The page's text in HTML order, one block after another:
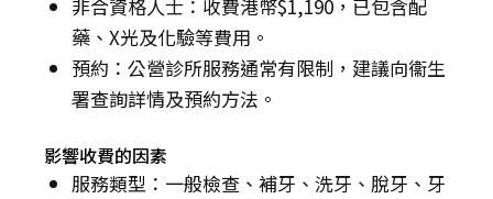
非合資格人士：收費港幣$1,190，已包含配
藥、X光及化驗等費用。
預約：公營診所服務通常有限制，建議向衞生
署查詢詳情及預約方法。
影響收費的因素
服務類型：一般檢查、補牙、洗牙、脫牙、牙